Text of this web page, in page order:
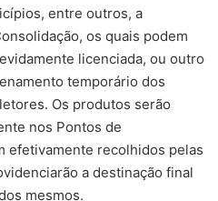
entre outros, a
os quais podem
licenciada, ou outro
temporário dos
Os produtos serão
nos Pontos de
efetivamente recolhidos pelas
a destinação final
mesmos.